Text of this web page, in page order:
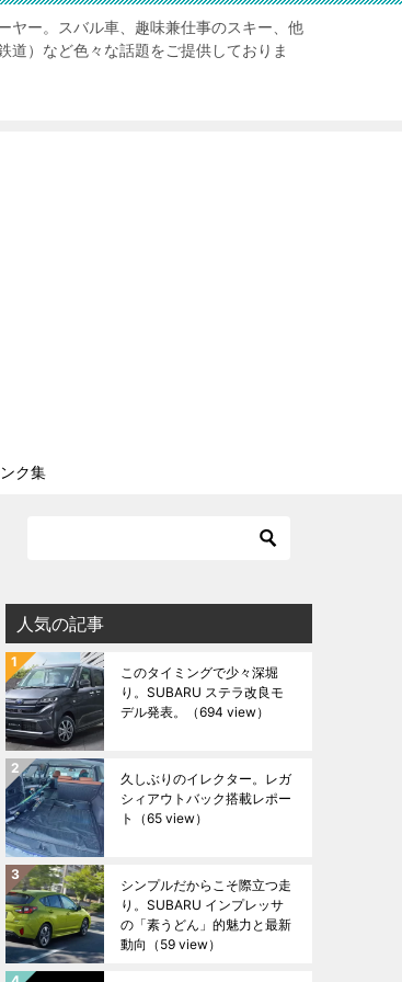
ヤー。スバル車、趣味兼仕事のスキー、他
道）など色々な話題をご提供しておりま
ク集
人気の記事
このタイミングで少々深堀
り。SUBARU ステラ改良モ
デル発表。
（694 view）
久しぶりのイレクター。レガ
シィアウトバック搭載レポー
ト
（65 view）
シンプルだからこそ際立つ走
り。SUBARU インプレッサ
の「素うどん」的魅力と最新
動向 （59 view）